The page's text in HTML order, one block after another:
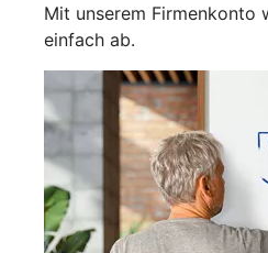
Mit unserem Firmenkonto
einfach ab.